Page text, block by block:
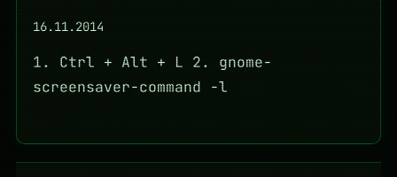
16.11.2014
1. Ctrl + Alt + L 2. gnome-
screensaver-command -l